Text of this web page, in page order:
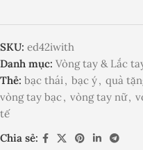
SKU: ed42iwith
Danh mục: Vòng tay & Lắc
Thẻ: bạc thái , bạc ý, quà
vòng tay bạc, vòng tay nữ,
tế
Chia sẻ: